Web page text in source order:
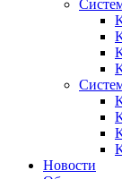
Новости